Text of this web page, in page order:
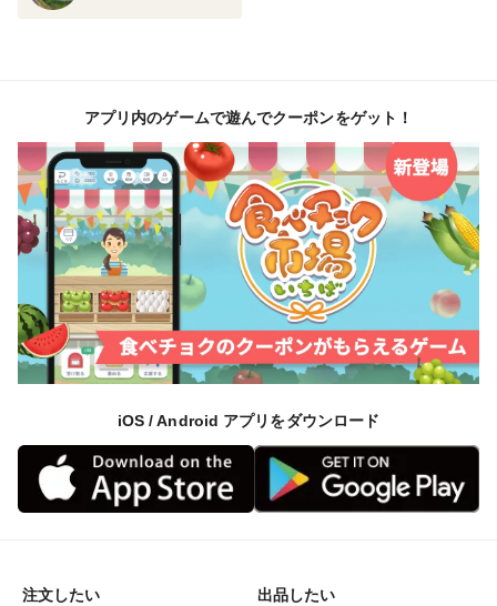
アプリ内のゲームで遊んでクーポンをゲット！
iOS / Android アプリをダウンロード
注文したい 出品したい